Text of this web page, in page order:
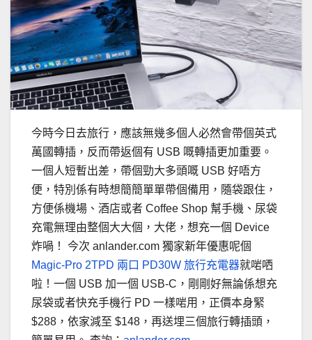
今時今日去旅行，應該無幾多個人必然會帶個英式
萬國轉插，反而帶返個有 USB 嘅轉插更加重要。
一個人短暫出差，帶個勁大多頭嘅 USB 好唔方
便，特別係有時想簡簡單單帶個備用，隨袋跟住，
方便係機場、酒店或者 Coffee Shop 幫手機、尿袋
充電無理由整個大大個，大佬，想充一個 Device
炸喎！ 今次 anlander.com 獨家新年優惠呢個
Magic-Pro 2TPD 兩口 PD30W 旅行充電器就啱哂
啦！一個 USB 加一個 USB-C，剛剛好無論係想充
尿袋或者快充手機行 PD 一樣啱用，正價本身緊
$288，依家減至 $148，再送埋三個旅行轉插頭，